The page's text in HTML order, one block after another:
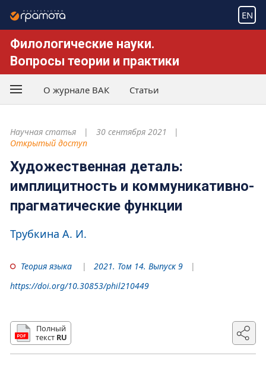
EN
Филологические науки.
Вопросы теории и практики
О журнале ВАК Статьи
Научная статья
30 сентября 2021
Открытый доступ
Художественная деталь:
имплицитность и коммуникативно-
прагматические функции
Трубкина А. И.
Теория языка
2021. Том 14. Выпуск 9
https://doi.org/10.30853/phil210449
Полный
текст RU